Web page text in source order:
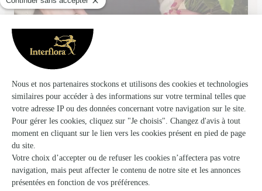
Fleurs Ernst
Hattmatt
★★★★★4.6 (172)
17, rue du Sable
Voir la boutique